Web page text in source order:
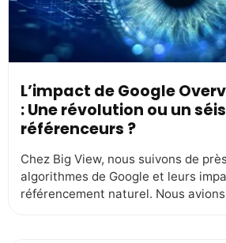
L’impact de Google
: Une révolution ou un
référenceurs ?
Chez Big View, nous suivons de
algorithmes de Google et leurs
référencement naturel. Nous